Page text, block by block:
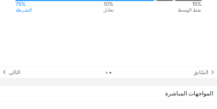
15%
نفط الوسط
10%
تعادل
75%
الشرطة
السّابق التالي
المواجهات المباشرة